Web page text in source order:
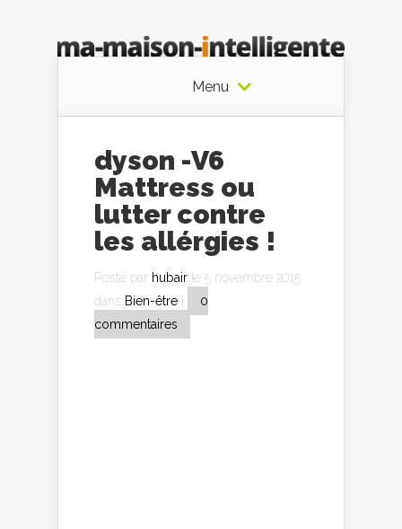
Menu
dyson -V6
Mattress ou
lutter contre
les allérgies !
Posté par hubair le 5 novembre 2015
dans Bien-être
0
commentaires